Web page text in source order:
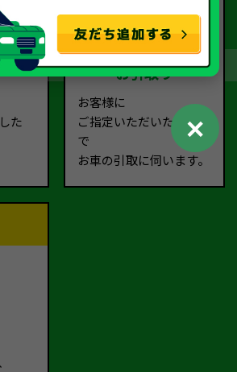
た
お引取り
お客様に
ご指定いただいた場所ま
で
お車の引取に伺います。
✕